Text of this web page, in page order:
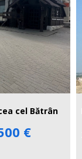
cel Bătrân
€